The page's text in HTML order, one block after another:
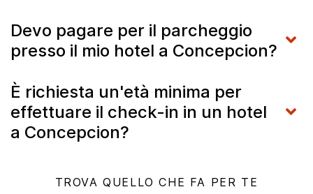
Devo pagare per il parcheggio
presso il mio hotel a Concepcion?
È richiesta un'età minima per
effettuare il check-in in un hotel
a Concepcion?
TROVA QUELLO CHE FA PER TE